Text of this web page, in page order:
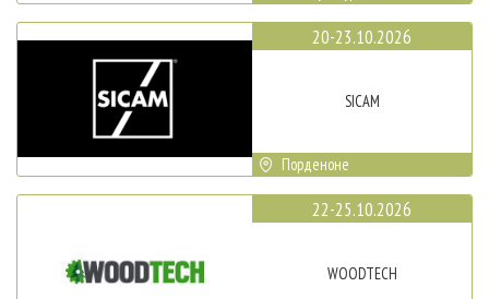
20-23.10.2026
SICAM
Порденоне
22-25.10.2026
WOODTECH